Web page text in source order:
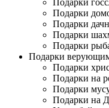
Подарки
Подарки
Подарки
Подарки
Подарки
Подарки
Подарки
Подарки на
Подарки
Подарки на